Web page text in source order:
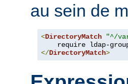
au sein de
<DirectoryMatch
"^/
require ldap-
</DirectoryMatch>